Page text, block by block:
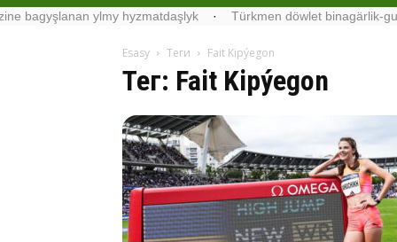
ylmy hyzmatdaşlyk · Türkmen döwlet binagärlik-gurluşyk
Esasy Теги Fait Kipýegon
Тег: Fait Kipýegon